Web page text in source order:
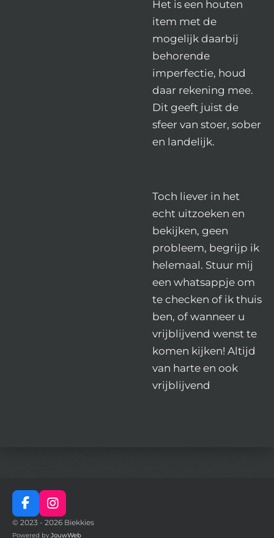
Het is een houten
item met de
mogelijk daarbij
behorende
imperfectie, houd
daar rekening mee.
Dit geeft juist de
sfeer van stoer, sober
en landelijk.
Toch liever in het
echt uitzoeken en
bekijken, geen
probleem, begrijp ik
helemaal. Stuur mij
een whatsappje om
te checken of ik thuis
ben, of wanneer u
vrijblijvend wenst te
komen kijken! Altijd
van harte en ook
vrijblijvend
F
a
c
I
n
s
© 2023 - 2026 Biekkies
Powered by JouwWeb